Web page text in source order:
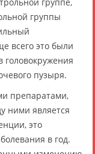
группы
всего это были
пузыря.
препаратами,
ними является
это
в год.